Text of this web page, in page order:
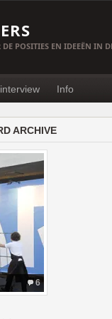
POSITIES EN IDEEËN IN
interview Info
ARCHIVE
6